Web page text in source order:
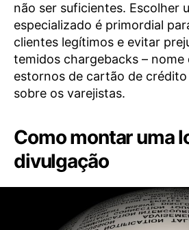
não ser suficientes. Escolher
especializado é primordial
clientes legítimos e evitar
temidos chargebacks – nome
estornos de cartão de crédito
sobre os varejistas.
Como montar uma
divulgação